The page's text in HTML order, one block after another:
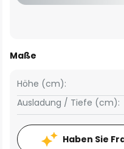
Maße
Höhe (cm):
Ausladung / Tiefe (cm):
Haben Sie